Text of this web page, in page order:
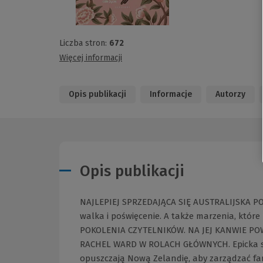
Liczba stron: 672
Więcej informacji
Opis publikacji Informacje Autorzy
Opis publikacji
NAJLEPIEJ SPRZEDAJĄCA SIĘ
walka i poświęcenie. A także marzenia, które
POKOLENIA CZYTELNIKÓW. NA JEJ KANWIE
RACHEL WARD W ROLACH GŁÓWNYCH.
opuszczają Nową Zelandię, aby zarządzać